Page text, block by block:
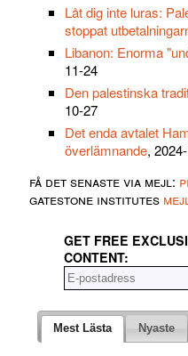
Låt dig inte luras:
stoppat
Libanon: Enorma
11-24
Den palestinska
10-27
Det enda avtalet
överlämnande,
få det senaste via mejl:
gatestone institutes
GET FREE
CONTENT:
Mest Lästa Nyaste